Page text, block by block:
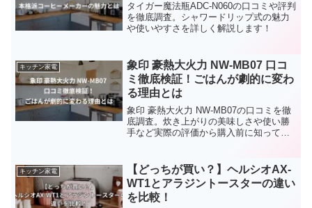
タイガー魔法瓶ADC-N060の口コミや評判
を徹底調査。シャワードリップ式の魅力
や使いやすさを詳しく解説します！
キッチン家電
象印 豪熱大火力 NW-MB07 口コ
ミ徹底検証！ごはんが劇的に変わ
る理由とは
象印 豪熱大火力 NW-MB07の口コミを徹
底調査。炊き上がりの美味しさや使い勝
手など実際の評価から購入前に知ってお
キッチン家電
【どっちが買い？】ヘルシオAX-
WT1とアラジントースターの違い
を比較！